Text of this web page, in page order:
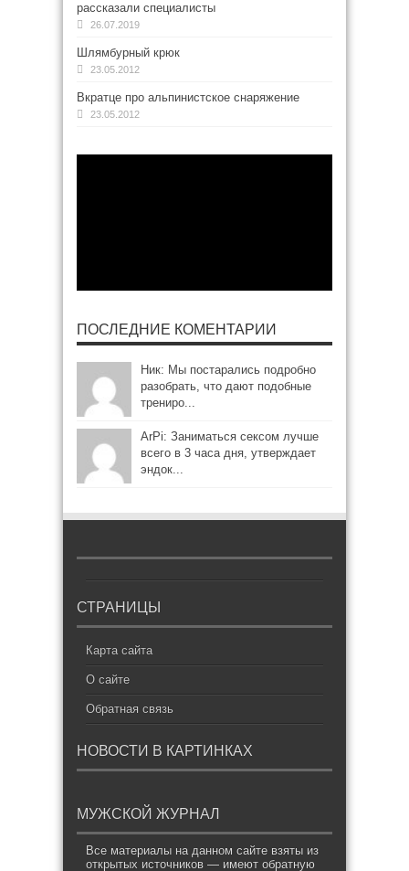
рассказали специалисты
26.07.2019
Шлямбурный крюк
23.05.2012
Вкратце про альпинистское снаряжение
23.05.2012
ПОСЛЕДНИЕ КОМЕНТАРИИ
Ник: Мы постарались подробно
разобрать, что дают подобные
трениро...
ArPi: Заниматься сексом лучше
всего в 3 часа дня, утверждает
эндок...
СТРАНИЦЫ
Карта сайта
О сайте
Обратная связь
НОВОСТИ В КАРТИНКАХ
МУЖСКОЙ ЖУРНАЛ
Все материалы на данном сайте взяты из
открытых источников — имеют обратную